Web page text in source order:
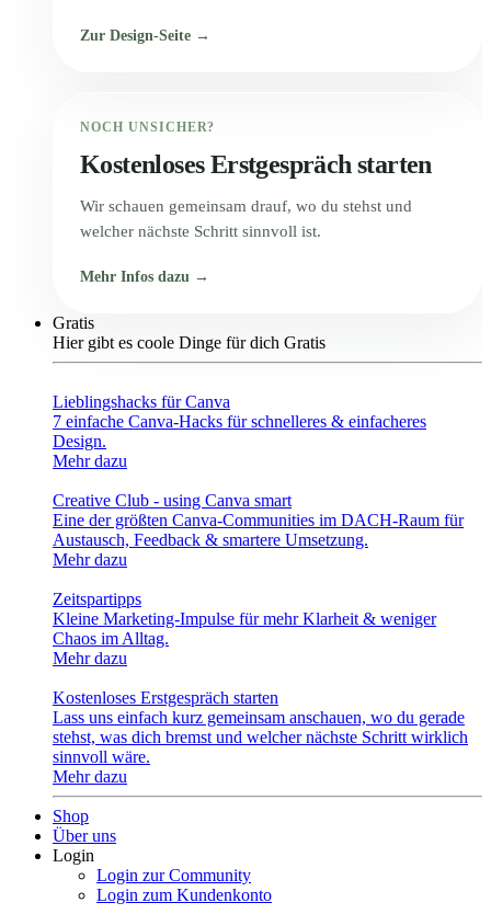
Zur Design-Seite →
NOCH UNSICHER?
Kostenloses Erstgespräch starten
Wir schauen gemeinsam drauf, wo du stehst und
welcher nächste Schritt sinnvoll ist.
Mehr Infos dazu →
Gratis
Hier gibt es coole Dinge für dich Gratis
Lieblingshacks für Canva
7 einfache Canva-Hacks für schnelleres & einfacheres
Design.
Mehr dazu
Creative Club - using Canva smart
Eine der größten Canva-Communities im DACH-Raum für
Austausch, Feedback & smartere Umsetzung.
Mehr dazu
Zeitspartipps
Kleine Marketing-Impulse für mehr Klarheit & weniger
Chaos im Alltag.
Mehr dazu
Kostenloses Erstgespräch starten
Lass uns einfach kurz gemeinsam anschauen, wo du gerade
stehst, was dich bremst und welcher nächste Schritt wirklich
sinnvoll wäre.
Mehr dazu
Shop
Über uns
Login
Login zur Community
Login zum Kundenkonto